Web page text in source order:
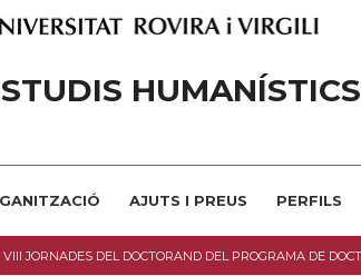
HUMANÍSTICS
AJUTS I PREUS PERFILS
VIII JORNADES DEL DOCTORAND DEL PROGRAMA DE